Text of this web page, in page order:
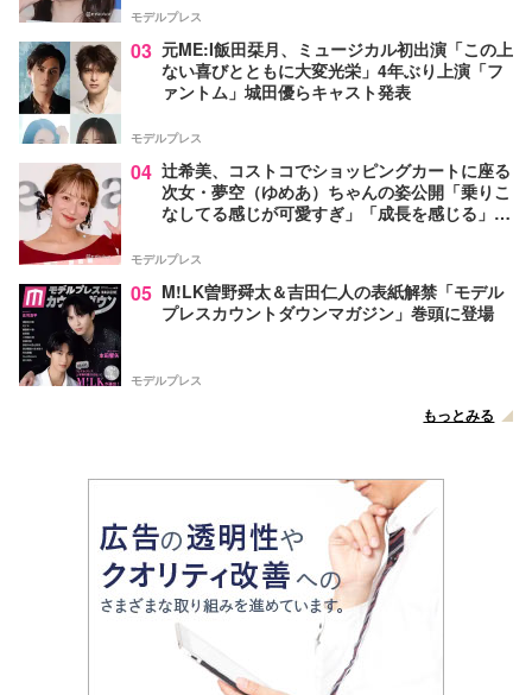
モデルプレス
03 元ME:I飯田栞月、ミュージカル初出演「この上
ない喜びとともに大変光栄」4年ぶり上演「フ
ァントム」城田優らキャスト発表
モデルプレス
04 辻希美、コストコでショッピングカートに座る
次女・夢空（ゆめあ）ちゃんの姿公開「乗りこ
なしてる感じが可愛すぎ」「成長を感じる」の
モデルプレス
05 M!LK曽野舜太＆吉田仁人の表紙解禁「モデル
プレスカウントダウンマガジン」巻頭に登場
モデルプレス
もっとみる